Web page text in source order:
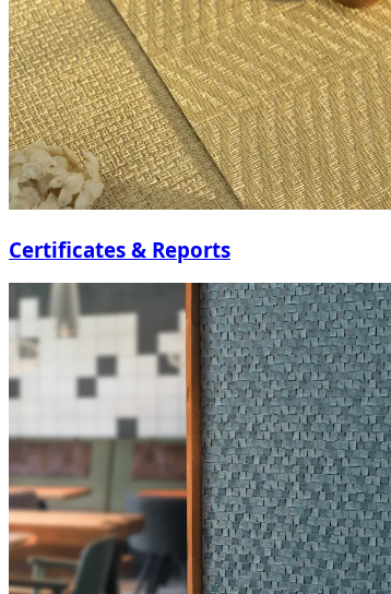
Certificates & Reports